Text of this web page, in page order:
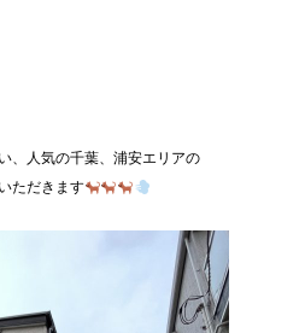
、人気の千葉、浦安エリアの
ただきます